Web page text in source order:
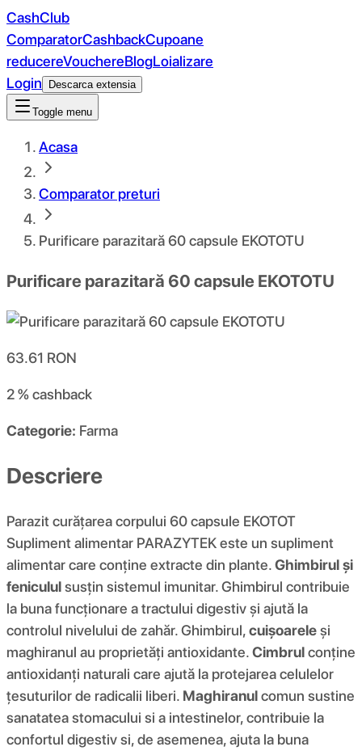
CashClub
ComparatorCashbackCupoane
reducereVouchereBlogLoializare
Login
Descarca extensia
Toggle menu
Acasa
Comparator preturi
Purificare parazitară 60 capsule EKOTOTU
Purificare parazitară 60 capsule EKOTOTU
63.61 RON
2 %cashback
Categorie: Farma
Descriere
Parazit curățarea corpului 60 capsule EKOTOT
Supliment alimentar PARAZYTEK este un supliment
alimentar care conține extracte din plante.Ghimbirul și
fenicululsusțin sistemul imunitar. Ghimbirul contribuie
la buna funcționare a tractului digestiv și ajută la
controlul nivelului de zahăr. Ghimbirul,cuișoareleși
maghiranul au proprietăți antioxidante.Cimbrulconține
antioxidanți naturali care ajută la protejarea celulelor
țesuturilor de radicalii liberi. Maghiranulcomun sustine
sanatatea stomacului si a intestinelor, contribuie la
confortul digestiv si, de asemenea, ajuta la buna